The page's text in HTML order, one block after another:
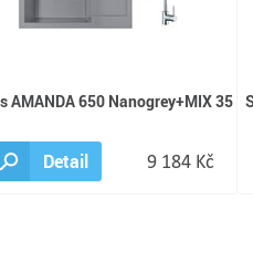
AMANDA 650 Nanogrey+MIX 35
Detail 9 184 Kč